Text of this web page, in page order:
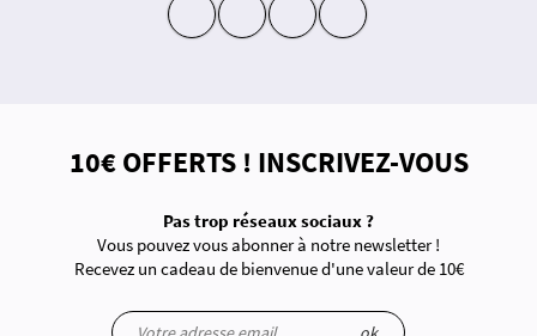
insta fb yt in
10€ OFFERTS ! INSCRIVEZ-VOUS
Pas trop réseaux sociaux ?
Vous pouvez vous abonner à notre newsletter !
Recevez un cadeau de bienvenue d'une valeur de 10€